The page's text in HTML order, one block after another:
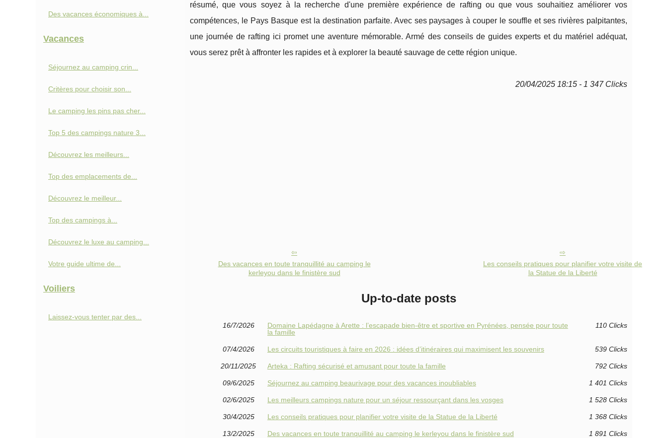
résumé, que vous soyez à la recherche d'une première expérience de rafting ou que vous souhaitiez améliorer vos
compétences, le Pays Basque est la destination parfaite. Avec ses paysages à couper le souffle et ses rivières palpitantes,
une journée de rafting ici promet une aventure mémorable. Armé des conseils de guides experts et du matériel adéquat,
vous serez prêt à affronter les rapides et à explorer la beauté sauvage de cette région unique.
20/04/2025 18:15 - 1 347 Clicks
Des vacances en toute tranquillité au camping le
kerleyou dans le finistère sud
Les conseils pratiques pour planifier votre visite de
la Statue de la Liberté
Up-to-date posts
16/7/2026
Domaine Lapédagne à Arette : l’escapade bien-être et sportive en Pyrénées, pensée pour toute
la famille
110 Clicks
07/4/2026 Les circuits touristiques à faire en 2026 : idées d’itinéraires qui maximisent les souvenirs 539 Clicks
20/11/2025 Arteka : Rafting sécurisé et amusant pour toute la famille 792 Clicks
09/6/2025 Séjournez au camping beaurivage pour des vacances inoubliables 1 401 Clicks
02/6/2025 Les meilleurs campings nature pour un séjour ressourçant dans les vosges 1 528 Clicks
30/4/2025 Les conseils pratiques pour planifier votre visite de la Statue de la Liberté 1 368 Clicks
13/2/2025 Des vacances en toute tranquillité au camping le kerleyou dans le finistère sud 1 891 Clicks
Des vacances économiques à...
Vacances
Séjournez au camping crin...
Critères pour choisir son...
Le camping les pins pas cher...
Top 5 des campings nature 3...
Découvrez les meilleurs...
Top des emplacements de...
Découvrez le meilleur...
Top des campings à...
Découvrez le luxe au camping...
Votre guide ultime de...
Voiliers
Laissez-vous tenter par des...